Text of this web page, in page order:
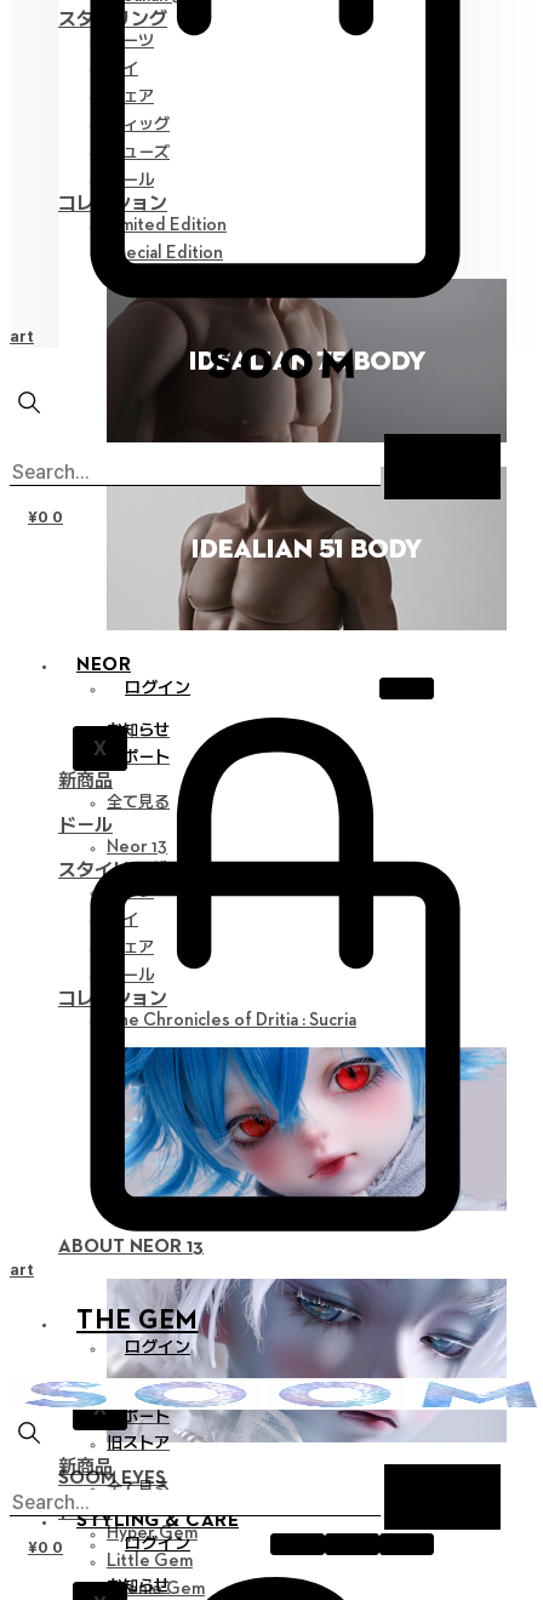
スタイリング
パーツ
アイ
ウェア
ウィッグ
シューズ
ツール
コレクション
Limited Edition
Special Edition
NEOR
ログイン
X
お知らせ
サポート
新商品
全て見る
ドール
Neor 13
スタイリング
パーツ
アイ
ウェア
ツール
コレクション
The Chronicles of Dritia : Sucria
ABOUT NEOR 13
SOOM EYES
STYLING & CARE
ログイン
お知らせ
¥0 0
THE GEM
ログイン
X
お知らせ
サポート
旧ストア
新商品
全て見る
ドール
Hyper Gem
Little Gem
Teenie Gem
¥0 0